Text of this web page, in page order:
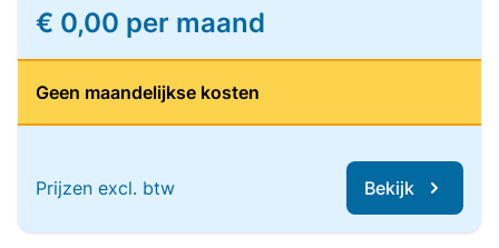
€ 0,00 per maand
Geen maandelijkse kosten
Prijzen excl. btw Bekijk